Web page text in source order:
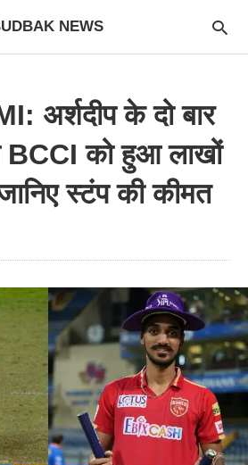
NEWS
अर्शदीप के दो बार
BCCI को हुआ लाखों
स्टंप की कीमत